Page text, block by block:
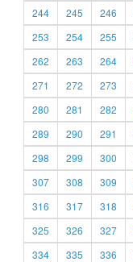
244
245 246
253
254 255
262
263 264
271
272 273
280
281 282
289
290 291
298
299 300
307
308 309
316
317 318
325
326 327
334
335 336